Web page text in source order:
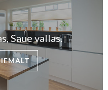
Saue vallas.